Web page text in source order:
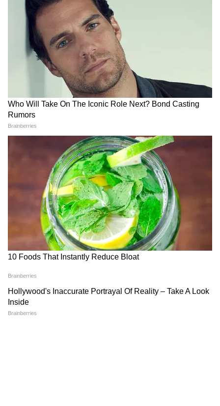
है, जो इसे कैरी करना बेहद आसान बनाता है। इसका
ओपन मैकेनिज़म भी बहुत फास्ट होता है—एक हल्का
प्रेशर देकर यह तुरंत खुल जाता है। बुजुर्गों या महिलाओं के
लिए यह ज्यादा आरामदायक विकल्प माना जाता है।
वुडन फोल्डेबल मिनी स्टूल
जो लोग नैचुरल वाइब या एस्थेटिक लुक पसंद करते हैं,
उनके लिए वुडन फोल्डिंग स्टूल एक क्लासिक विकल्प है।
यह सुंदर दिखता है, छोटे टेबल की तरह भी काम आता है
और कार पिकनिक में सुंदर सेटअप बनाने में मदद करता
है। लकड़ी होने के बावजूद यह आसानी से फोल्ड होकर
फ्लैट पैनल बन जाता है।
ट्रैवल फ्रेम H-शेप फोल्डेबल सीट
यह डिज़ाइन H-शेप लेग्स के कारण ज्यादा स्टेबल होता
है। सीट स्ट्रेचेबल फैब्रिक की होती है जो हिप्स को अच्छे से
सपोर्ट करती है। हाईवे पर या पहाड़ी जगहों पर जहां
डबल-लेयर टेलिस्कोपिक हेवी-ड्यूटी स्टूल